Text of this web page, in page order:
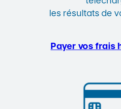
les résultats de
Payer vos frais